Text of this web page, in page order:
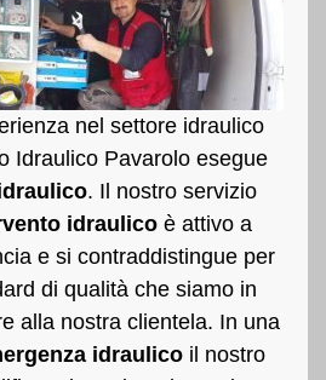
nel settore idraulico
Idraulico Pavarolo esegue
. Il nostro servizio
idraulico è attivo a
e si contraddistingue per
di qualità che siamo in
alla nostra clientela. In una
idraulicoil nostro